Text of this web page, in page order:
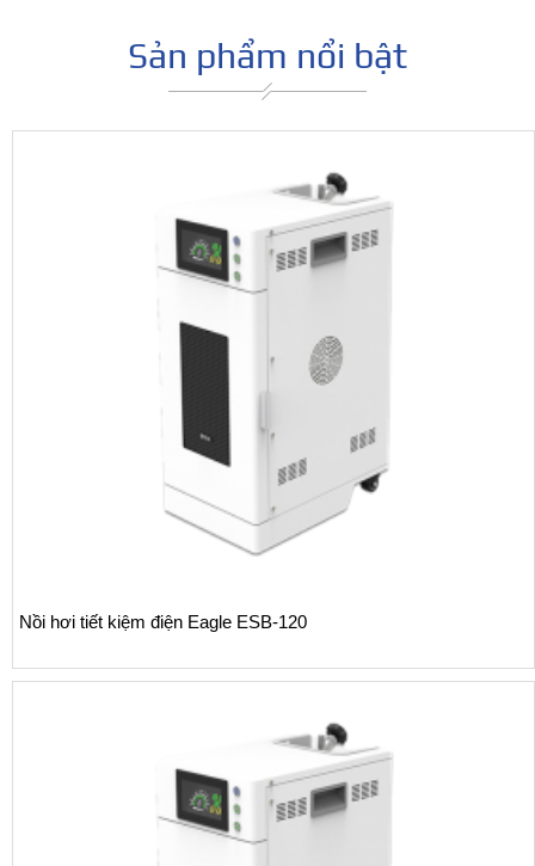
Sản phẩm nổi bật
Nồi hơi tiết kiệm điện Eagle ESB-120